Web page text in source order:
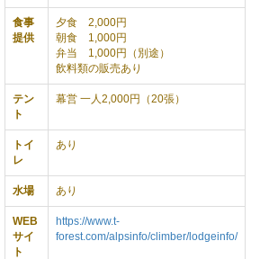
食事
提供
夕食 2,000円
朝食 1,000円
弁当 1,000円（別途）
飲料類の販売あり
テン
ト
幕営 一人2,000円（20張）
トイ
レ
あり
水場 あり
WEB
サイ
ト
https://www.t-
forest.com/alpsinfo/climber/lodgeinfo/